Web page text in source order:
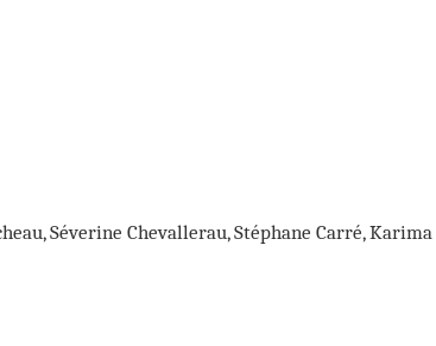
Séverine Chevallerau, Stéphane Carré, Karima